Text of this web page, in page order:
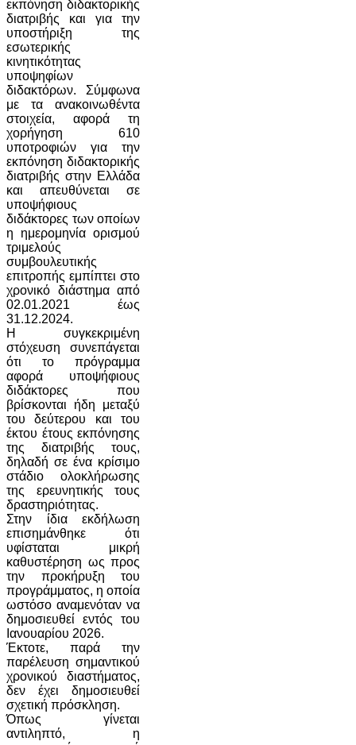
εκπόνηση διδακτορικής
διατριβής και για την
υποστήριξη της
εσωτερικής
κινητικότητας
υποψηφίων
διδακτόρων. Σύμφωνα
με τα ανακοινωθέντα
στοιχεία, αφορά τη
χορήγηση 610
υποτροφιών για την
εκπόνηση διδακτορικής
διατριβής στην Ελλάδα
και απευθύνεται σε
υποψήφιους
διδάκτορες των οποίων
η ημερομηνία ορισμού
τριμελούς
συμβουλευτικής
επιτροπής εμπίπτει στο
χρονικό διάστημα από
02.01.2021 έως
31.12.2024.
Η συγκεκριμένη
στόχευση συνεπάγεται
ότι το πρόγραμμα
αφορά υποψήφιους
διδάκτορες που
βρίσκονται ήδη μεταξύ
του δεύτερου και του
έκτου έτους εκπόνησης
της διατριβής τους,
δηλαδή σε ένα κρίσιμο
στάδιο ολοκλήρωσης
της ερευνητικής τους
δραστηριότητας.
Στην ίδια εκδήλωση
επισημάνθηκε ότι
υφίσταται μικρή
καθυστέρηση ως προς
την προκήρυξη του
προγράμματος, η οποία
ωστόσο αναμενόταν να
δημοσιευθεί εντός του
Ιανουαρίου 2026.
Έκτοτε, παρά την
παρέλευση σημαντικού
χρονικού διαστήματος,
δεν έχει δημοσιευθεί
σχετική πρόσκληση.
Όπως γίνεται
αντιληπτό, η